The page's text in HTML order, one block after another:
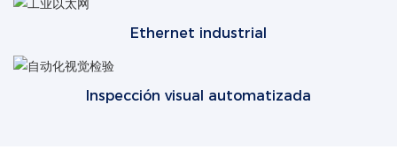
Ethernet industrial
Inspección visual automatizada